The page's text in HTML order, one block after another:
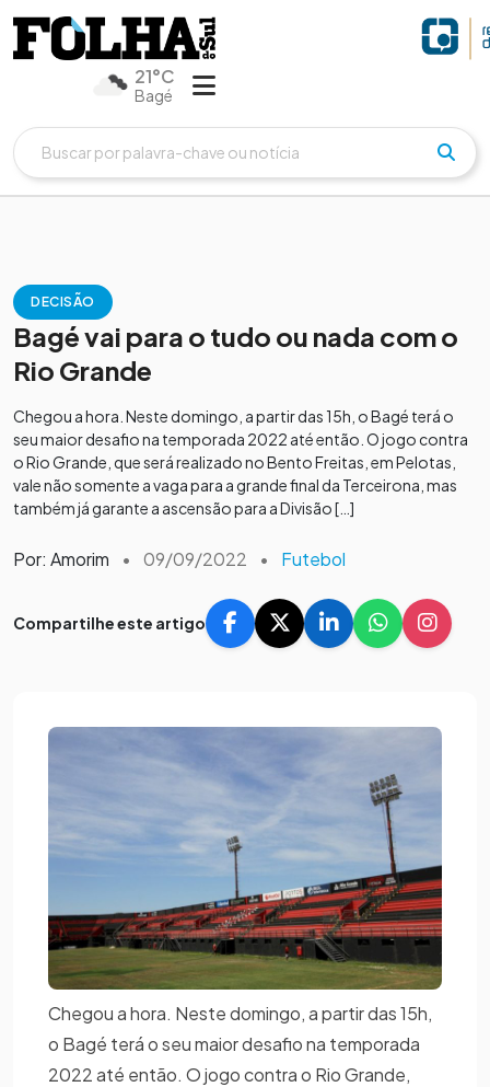
21°C
Bagé
DECISÃO
Bagé vai para o tudo ou nada com o
Rio Grande
Chegou a hora. Neste domingo, a partir das 15h, o Bagé terá o
seu maior desafio na temporada 2022 até então. O jogo contra
o Rio Grande, que será realizado no Bento Freitas, em Pelotas,
vale não somente a vaga para a grande final da Terceirona, mas
também já garante a ascensão para a Divisão […]
Por: Amorim • 09/09/2022 • Futebol
Compartilhe este artigo
Chegou a hora. Neste domingo, a partir das 15h,
o Bagé terá o seu maior desafio na temporada
2022 até então. O jogo contra o Rio Grande,